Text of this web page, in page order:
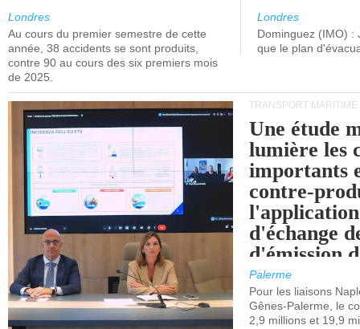
Londres
Au cours du premier semestre de cette
année, 38 accidents se sont produits,
contre 90 au cours des six premiers mois
de 2025.
Londres
Dominguez (IMO) :
que le plan
TRANSPORT MARITIME
Une étude
lumière les
importants
contre-
d'échange
d'émission
(SEQE-UE)
maritimes
occidentale.
Palerme
Pour les liaisons
Gênes-Palerme, le
2,9 millions et 19,9